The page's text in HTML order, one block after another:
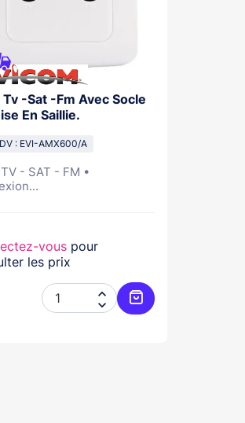
Tv -Sat -Fm Avec Socle
En Saillie.
: EVI-AMX600/A
- SAT - FM •
vous pour
les prix


Ajouter au panier